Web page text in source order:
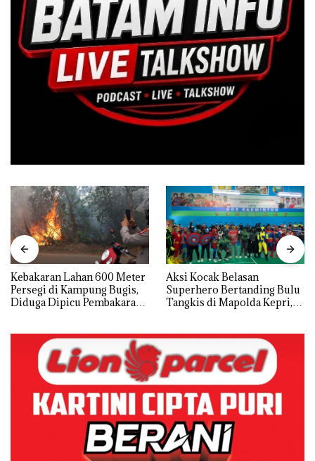
Kebakaran Lahan 600 Meter
Persegi di Kampung Bugis,
Diduga Dipicu Pembakaran
Aksi Kocak Belasan
Superhero Bertanding Bulu
Tangkis di Mapolda Kepri,